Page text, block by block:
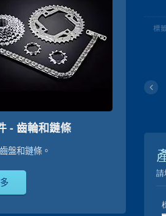
- 齒輪和鏈條
盤和鏈條。
標